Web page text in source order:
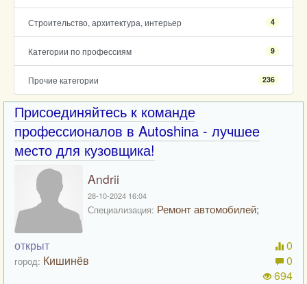
Строительство, архитектура, интерьер 4
Категории по профессиям 9
Прочие категории 236
Присоединяйтесь к команде
профессионалов в Autoshina - лучшее
место для кузовщика!
Andrii
28-10-2024 16:04
Специализация: Ремонт автомобилей;
открыт
город: Кишинёв
0
0
694